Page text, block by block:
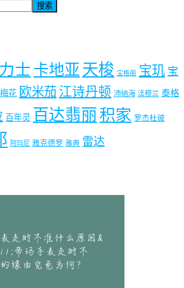
搜索
士 卡地亚 天梭 宝格丽 宝玑 宝
梅花 欧米茄 江诗丹顿 沛纳海 法穆兰 泰格
百年灵 百达翡丽 积家 罗杰杜彼
阿玛尼 雅克德罗 雅典 雷达